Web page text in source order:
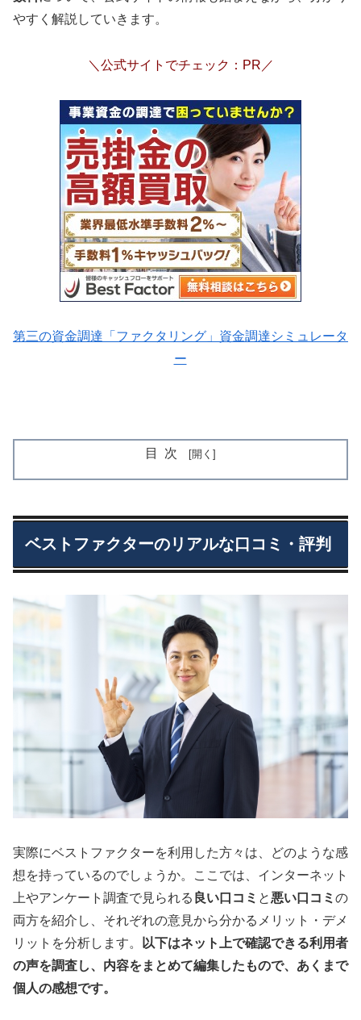
やすく解説していきます。
＼公式サイトでチェック：PR／
第三の資金調達「ファクタリング」資金調達シミュレータ
ー
目次
ベストファクターのリアルな口コミ・評判
実際にベストファクターを利用した方々は、どのような感
想を持っているのでしょうか。ここでは、インターネット
上やアンケート調査で見られる 良い口コミ と 悪い口コミ の
両方を紹介し、それぞれの意見から分かるメリット・デメ
リットを分析します。
以下はネット上で確認できる利用者
の声を調査し、内容をまとめて編集したもので、あくまで
個人の感想です。